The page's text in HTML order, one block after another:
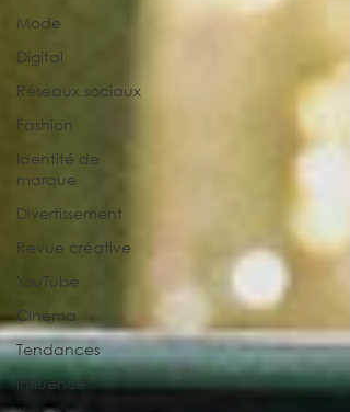
Mode
Digital
Réseaux sociaux
Fashion
Identité de
marque
Divertissement
Revue créative
YouTube
Cinéma
Tendances
Influence